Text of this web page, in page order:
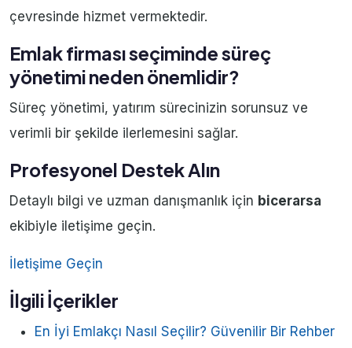
çevresinde hizmet vermektedir.
Emlak firması seçiminde süreç
yönetimi neden önemlidir?
Süreç yönetimi, yatırım sürecinizin sorunsuz ve
verimli bir şekilde ilerlemesini sağlar.
Profesyonel Destek Alın
Detaylı bilgi ve uzman danışmanlık için bicerarsa
ekibiyle iletişime geçin.
İletişime Geçin
İlgili İçerikler
En İyi Emlakçı Nasıl Seçilir? Güvenilir Bir Rehber